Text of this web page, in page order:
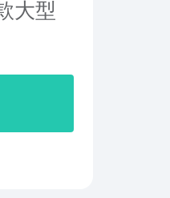
大型